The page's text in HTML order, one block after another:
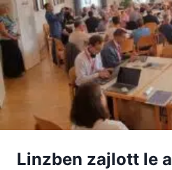
Linzben zajlott le a